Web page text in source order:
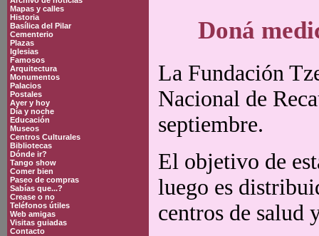
Mapas y calles
Historia
Basílica del Pilar
Cementerio
Plazas
Iglesias
Famosos
Arquitectura
Monumentos
Palacios
Postales
Ayer y hoy
Día y noche
Educación
Museos
Centros Culturales
Bibliotecas
Dónde ir?
Tango show
Comer bien
Paseo de compras
Sabías que...?
Crease o no
Teléfonos útiles
Web amigas
Visitas guiadas
Contacto
Doná
La Fundación
Nacional de
septiembre.
El objetivo de
luego es
centros de salud